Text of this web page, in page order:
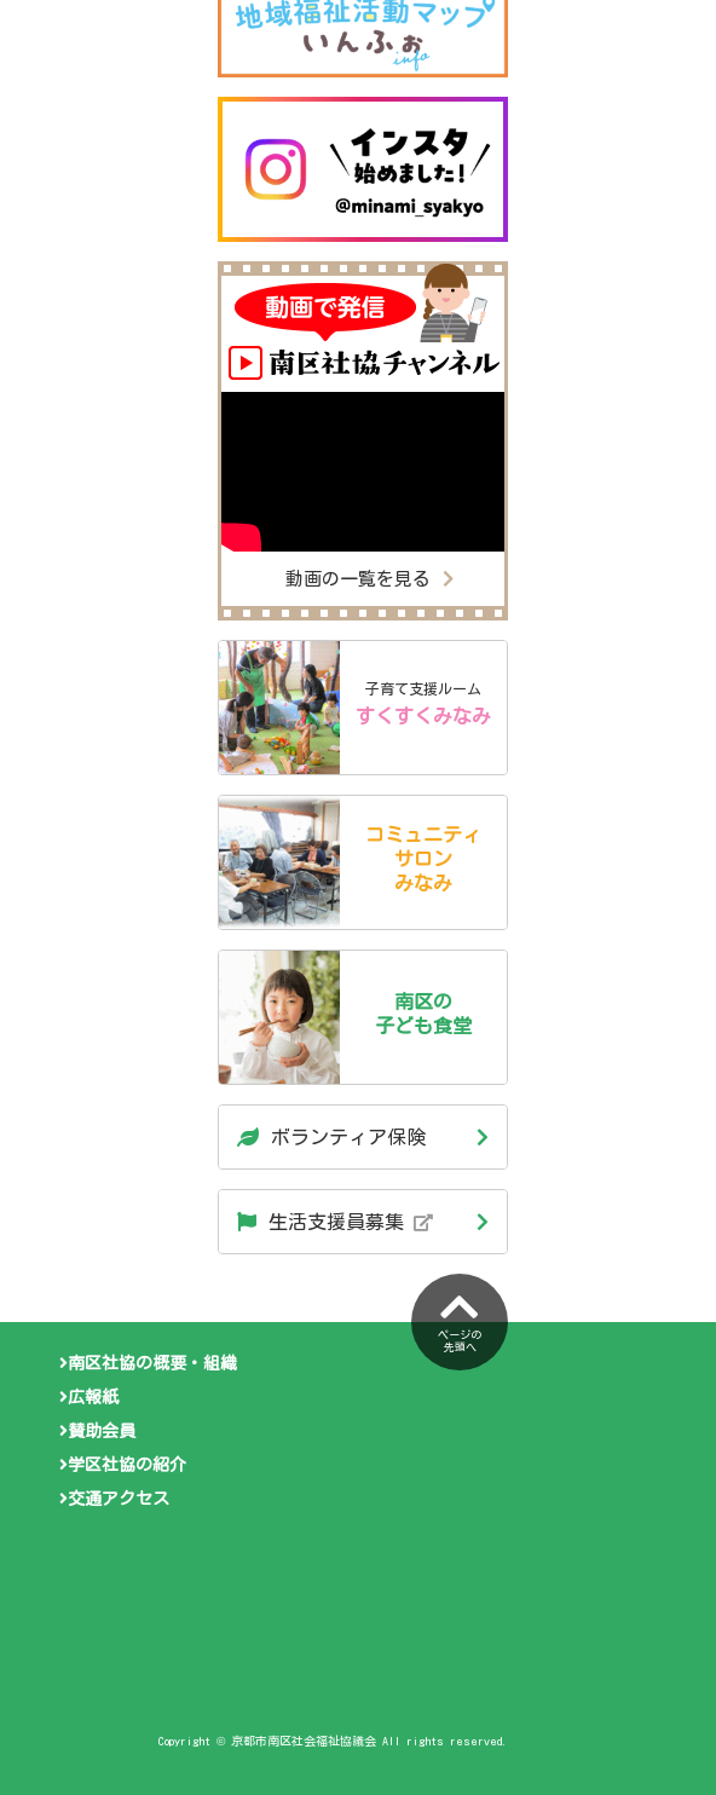
動画の一覧を見る
子育て支援ルーム
すくすくみなみ
コミュニティ
サロン
みなみ
南区の
子ども食堂
ボランティア保険
生活支援員募集
ページの
先頭へ
南区社協の概要・組織
広報紙
賛助会員
学区社協の紹介
交通アクセス
Copyright © 京都市南区社会福祉協議会 All rights reserved.